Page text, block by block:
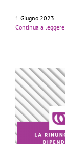
1 Giugno 2023
Continua a leggere